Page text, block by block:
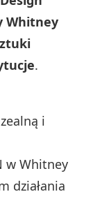
Whitney
.
i
w Whitney
działania